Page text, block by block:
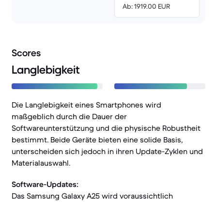
Ab: 1919.00 EUR
Scores
Langlebigkeit
Die Langlebigkeit eines Smartphones wird
maßgeblich durch die Dauer der
Softwareunterstützung und die physische Robustheit
bestimmt. Beide Geräte bieten eine solide Basis,
unterscheiden sich jedoch in ihren Update-Zyklen und
Materialauswahl.
Software-Updates:
Das Samsung Galaxy A25 wird voraussichtlich